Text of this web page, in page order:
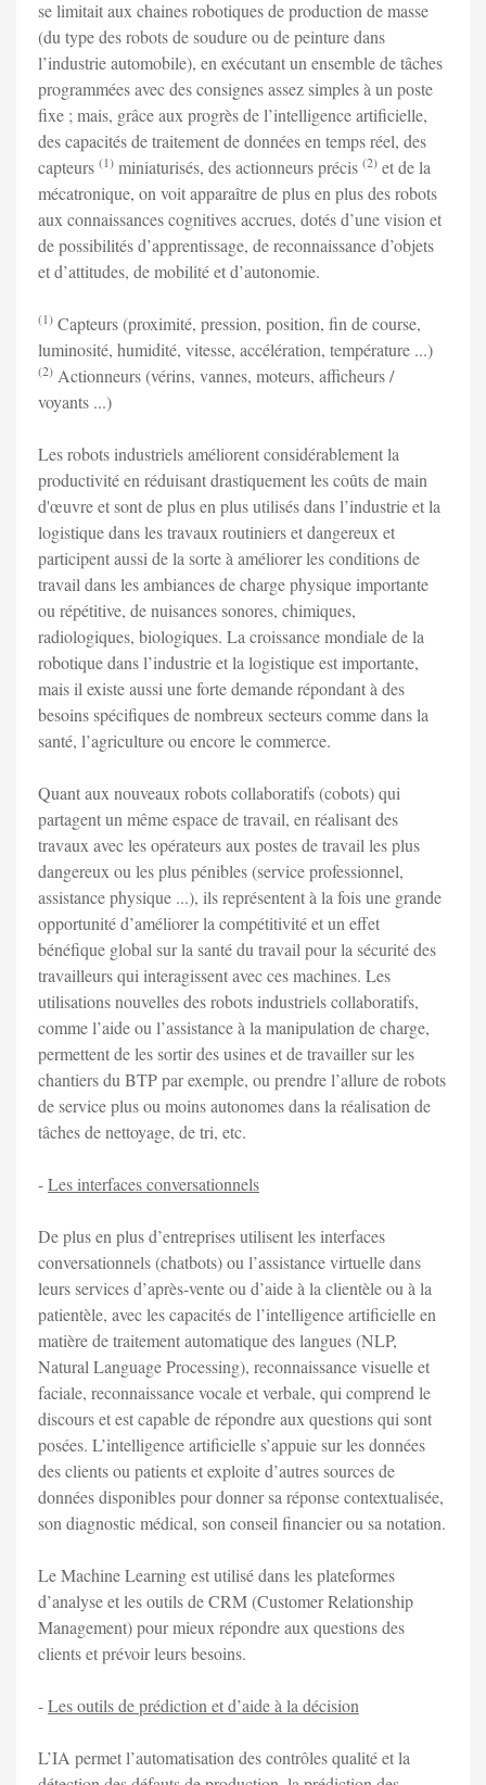
se limitait aux chaines robotiques de production de masse
(du type des robots de soudure ou de peinture dans
l’industrie automobile), en exécutant un ensemble de tâches
programmées avec des consignes assez simples à un poste
fixe ; mais, grâce aux progrès de l’intelligence artificielle,
des capacités de traitement de données en temps réel, des
capteurs (1) miniaturisés, des actionneurs précis (2) et de la
mécatronique, on voit apparaître de plus en plus des robots
aux connaissances cognitives accrues, dotés d’une vision et
de possibilités d’apprentissage, de reconnaissance d’objets
et d’attitudes, de mobilité et d’autonomie.
(1) Capteurs (proximité, pression, position, fin de course,
luminosité, humidité, vitesse, accélération, température ...)
(2) Actionneurs (vérins, vannes, moteurs, afficheurs /
voyants ...)
Les robots industriels améliorent considérablement la
productivité en réduisant drastiquement les coûts de main
d'œuvre et sont de plus en plus utilisés dans l’industrie et la
logistique dans les travaux routiniers et dangereux et
participent aussi de la sorte à améliorer les conditions de
travail dans les ambiances de charge physique importante
ou répétitive, de nuisances sonores, chimiques,
radiologiques, biologiques. La croissance mondiale de la
robotique dans l’industrie et la logistique est importante,
mais il existe aussi une forte demande répondant à des
besoins spécifiques de nombreux secteurs comme dans la
santé, l’agriculture ou encore le commerce.
Quant aux nouveaux robots collaboratifs (cobots) qui
partagent un même espace de travail, en réalisant des
travaux avec les opérateurs aux postes de travail les plus
dangereux ou les plus pénibles (service professionnel,
assistance physique ...), ils représentent à la fois une grande
opportunité d’améliorer la compétitivité et un effet
bénéfique global sur la santé du travail pour la sécurité des
travailleurs qui interagissent avec ces machines. Les
utilisations nouvelles des robots industriels collaboratifs,
comme l’aide ou l’assistance à la manipulation de charge,
permettent de les sortir des usines et de travailler sur les
chantiers du BTP par exemple, ou prendre l’allure de robots
de service plus ou moins autonomes dans la réalisation de
tâches de nettoyage, de tri, etc.
-Les interfaces conversationnels
De plus en plus d’entreprises utilisent les interfaces
conversationnels (chatbots) ou l’assistance virtuelle dans
leurs services d’après-vente ou d’aide à la clientèle ou à la
patientèle, avec les capacités de l’intelligence artificielle en
matière de traitement automatique des langues (NLP,
Natural Language Processing), reconnaissance visuelle et
faciale, reconnaissance vocale et verbale, qui comprend le
discours et est capable de répondre aux questions qui sont
posées. L’intelligence artificielle s’appuie sur les données
des clients ou patients et exploite d’autres sources de
données disponibles pour donner sa réponse contextualisée,
son diagnostic médical, son conseil financier ou sa notation.
Le Machine Learning est utilisé dans les plateformes
d’analyse et les outils de CRM (Customer Relationship
Management) pour mieux répondre aux questions des
clients et prévoir leurs besoins.
-Les outils de prédiction et d’aide à la décision
L’IA permet l’automatisation des contrôles qualité et la